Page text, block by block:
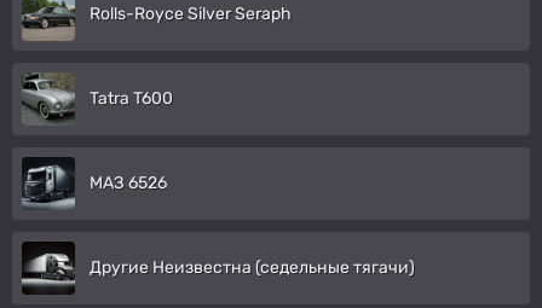
Rolls-Royce Silver Seraph
Tatra T600
МАЗ 6526
Другие Неизвестна (седельные тягачи)